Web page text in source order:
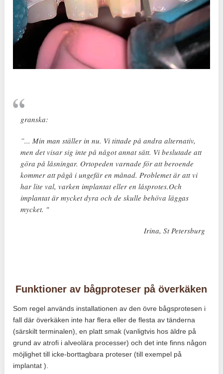
granska:
”... Min man ställer in nu. Vi tittade på andra alternativ,
men det visar sig inte på något annat sätt. Vi beslutade att
göra på låsningar. Ortopeden varnade för att beroende
kommer att pågå i ungefär en månad. Problemet är att vi
har lite val, varken implantat eller en låsprotes.Och
implantat är mycket dyra och de skulle behöva läggas
mycket. "
Irina, St Petersburg
Funktioner av bågproteser på överkäken
Som regel används installationen av den övre bågsprotesen i
fall där överkäken inte har flera eller de flesta av tänderna
(särskilt terminalen), en platt smak (vanligtvis hos äldre på
grund av atrofi i alveolära processer) och det inte finns någon
möjlighet till icke-borttagbara proteser (till exempel på
implantat ).